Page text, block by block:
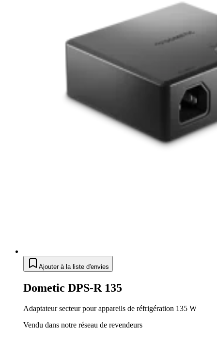
Ajouter à la liste d'envies
Dometic DPS-R 135
Adaptateur secteur pour appareils de réfrigération 135 W
Vendu dans notre réseau de revendeurs